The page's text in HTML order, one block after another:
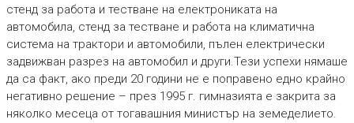
стенд за работа и тестване на електрониката на
автомобила, стенд за тестване и работа на климатична
система на трактори и автомобили, пълен електрически
задвижван разрез на автомобил и други.Тези успехи нямаше
да са факт, ако преди 20 години не е поправено едно крайно
негативно решение – през 1995 г. гимназията е закрита за
няколко месеца от тогавашния министър на земеделието.